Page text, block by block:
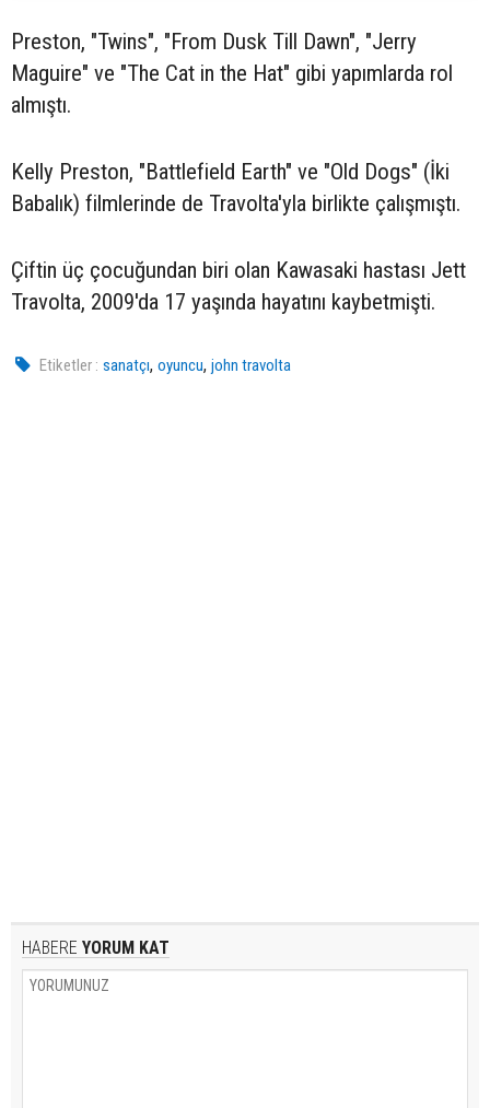
Preston, "Twins", "From Dusk Till Dawn", "Jerry
Maguire" ve "The Cat in the Hat" gibi yapımlarda rol
almıştı.
Kelly Preston, "Battlefield Earth" ve "Old Dogs" (İki
Babalık) filmlerinde de Travolta'yla birlikte çalışmıştı.
Çiftin üç çocuğundan biri olan Kawasaki hastası Jett
Travolta, 2009'da 17 yaşında hayatını kaybetmişti.
Etiketler : sanatçı,oyuncu,john travolta
HABERE YORUM KAT